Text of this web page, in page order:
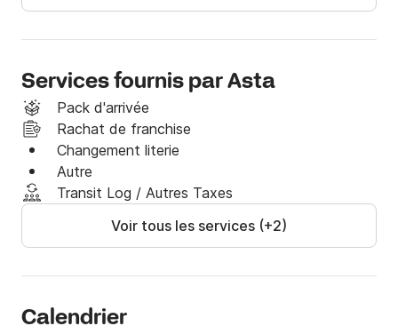
Services fournis par Asta
Pack d'arrivée
Rachat de franchise
Changement literie
Autre
Transit Log / Autres Taxes
Voir tous les services (+2)
Calendrier